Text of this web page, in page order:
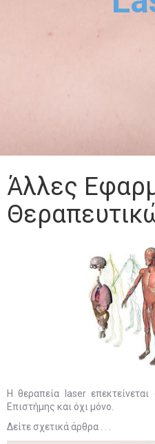
Άλλες
Η θεραπεία laser
Επιστήμης και όχι μόνο.
Δείτε σχετικά άρθρα . . .